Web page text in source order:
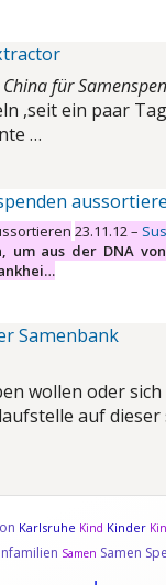
für
,seit ein paar
…
23.11.12 –
um aus der DNA
Samenbank
wollen oder
auf
Karlsruhe Kind Kinder
Samen Samen